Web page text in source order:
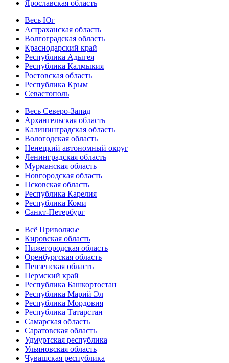
Ярославская область
Весь Юг
Астраханская область
Волгоградская область
Краснодарский край
Республика Адыгея
Республика Калмыкия
Ростовская область
Республика Крым
Севастополь
Весь Северо-Запад
Архангельская область
Калининградская область
Вологодская область
Ненецкий автономный округ
Ленинградская область
Мурманская область
Новгородская область
Псковская область
Республика Карелия
Республика Коми
Санкт-Петербург
Всё Приволжье
Кировская область
Нижегородская область
Оренбургская область
Пензенская область
Пермский край
Республика Башкортостан
Республика Марий Эл
Республика Мордовия
Республика Татарстан
Самарская область
Саратовская область
Удмуртская республика
Ульяновская область
Чувашская республика